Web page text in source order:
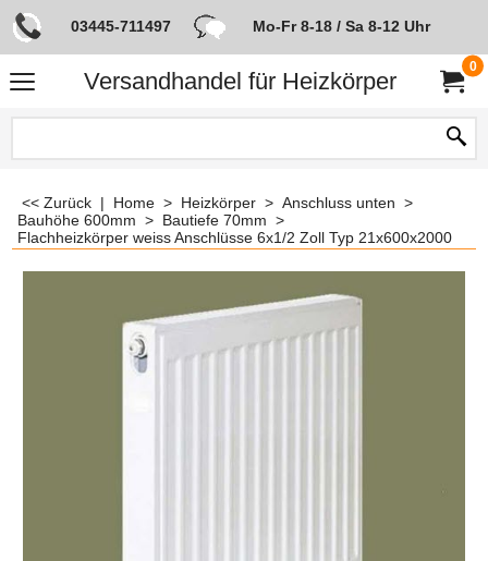
03445-711497 Mo-Fr 8-18 / Sa 8-12 Uhr
Versandhandel für Heizkörper
0
<< Zurück | Home > Heizkörper > Anschluss unten >
Bauhöhe 600mm > Bautiefe 70mm >
Flachheizkörper weiss Anschlüsse 6x1/2 Zoll Typ 21x600x2000